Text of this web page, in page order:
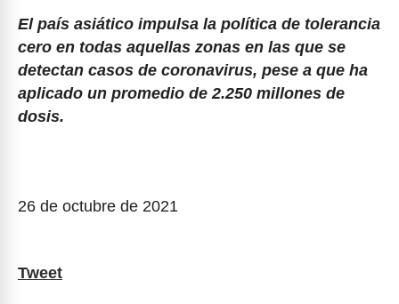
El país asiático impulsa la política de tolerancia
cero en todas aquellas zonas en las que se
detectan casos de coronavirus, pese a que ha
aplicado un promedio de 2.250 millones de
dosis.
26 de octubre de 2021
Tweet